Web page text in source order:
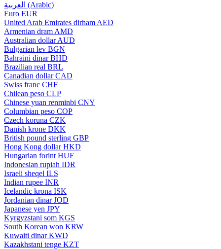
العربية (Arabic)
Euro EUR
United Arab Emirates dirham AED
Armenian dram AMD
Australian dollar AUD
Bulgarian lev BGN
Bahraini dinar BHD
Brazilian real BRL
Canadian dollar CAD
Swiss franc CHF
Chilean peso CLP
Chinese yuan renminbi CNY
Columbian peso COP
Czech koruna CZK
Danish krone DKK
British pound sterling GBP
Hong Kong dollar HKD
Hungarian forint HUF
Indonesian rupiah IDR
Israeli sheqel ILS
Indian rupee INR
Icelandic krona ISK
Jordanian dinar JOD
Japanese yen JPY
Kyrgyzstani som KGS
South Korean won KRW
Kuwaiti dinar KWD
Kazakhstani tenge KZT